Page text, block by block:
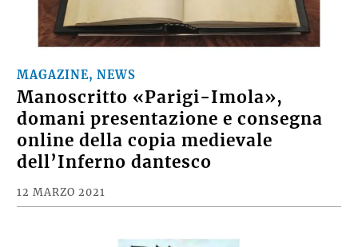
MAGAZINE, NEWS
Manoscritto «Parigi-Imola»,
domani presentazione e consegna
online della copia medievale
dell’Inferno dantesco
12 MARZO 2021